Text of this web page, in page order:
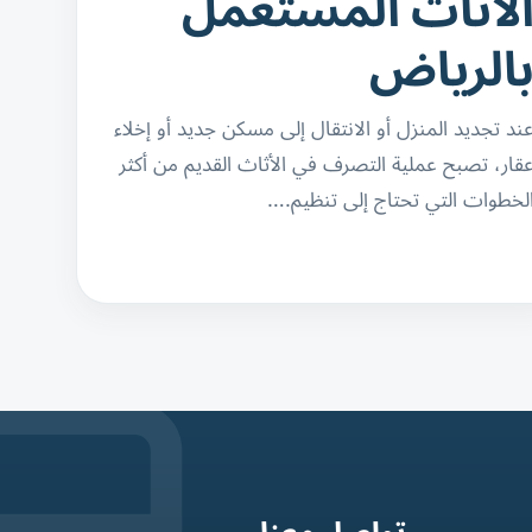
تجديد المنزل أو الانتقال إلى مسكن جديد أو إخلاء
تصبح عملية التصرف في الأثاث القديم من أكثر
التي تحتاج إلى تنظيم.…